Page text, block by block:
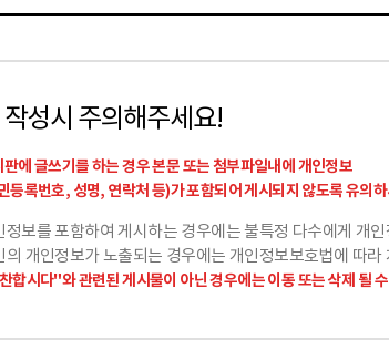
작성시 주의해주세요!
판에 글쓰기를 하는 경우 본문 또는 첨부파일내에 개인정보
등록번호, 성명, 연락처 등)가 포함되어 게시되지 않도록 유의
정보를 포함하여 게시하는 경우에는 불특정 다수에게 개
의 개인정보가 노출되는 경우에는 개인정보보호법에 따
합시다"와 관련된 게시물이 아닌 경우에는 이동 또는 삭제 될